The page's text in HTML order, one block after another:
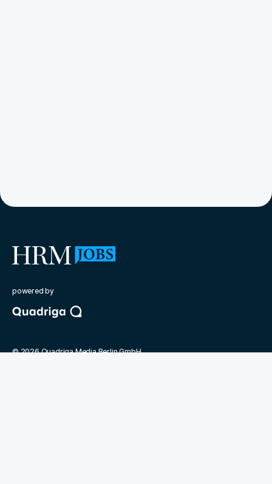
powered by
©2026Quadriga Media Berlin GmbH